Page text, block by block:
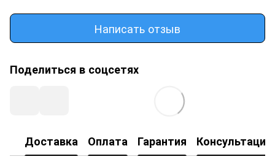
Написать отзыв
Поделиться в соцсетях
Доставка Оплата Гарантия Консультация